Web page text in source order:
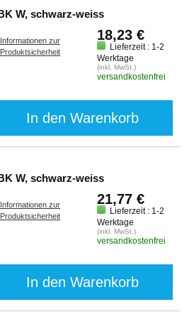
Farbband TZE-S251 BK W, schwarz-weiss
Informationen zur
Produktsicherheit
18,23 €
Lieferzeit : 1-2
Werktage
(inkl. MwSt.)
versandkostenfrei
In den Warenkorb
Farbband TZE-S261 BK W, schwarz-weiss
Informationen zur
Produktsicherheit
21,77 €
Lieferzeit : 1-2
Werktage
(inkl. MwSt.)
versandkostenfrei
In den Warenkorb